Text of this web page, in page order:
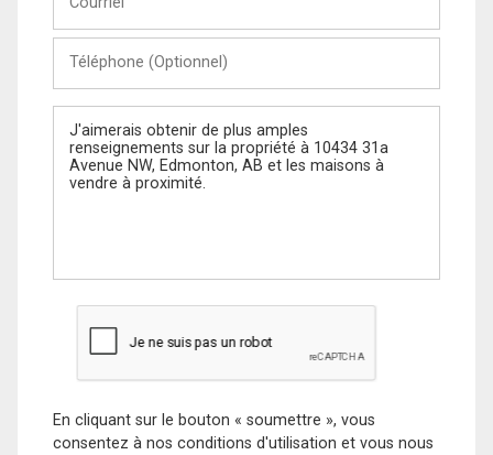
(Optionnel)
Message
En cliquant sur le bouton « soumettre », vous
consentez à nos conditions d'utilisation et vous nous